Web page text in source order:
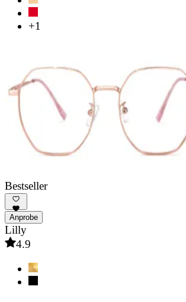
+1
Bestseller
Anprobe
Lilly
4.9